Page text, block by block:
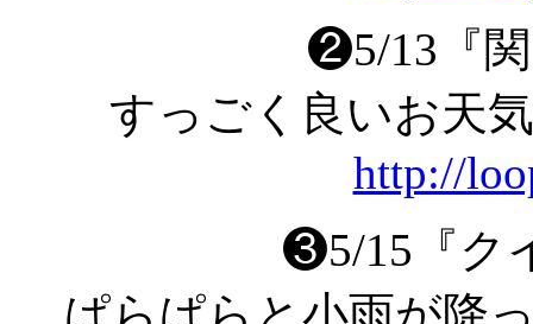
❷5/13『
すっごく良いお天
http://
❸5/15『ク